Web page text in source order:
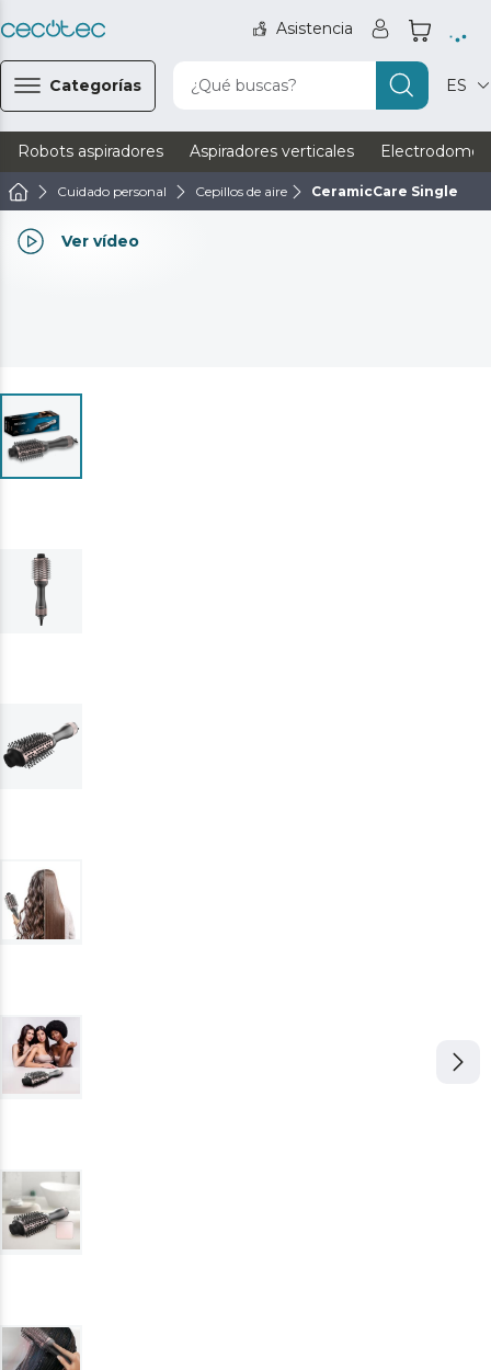
Asistencia
Categorías ¿Qué buscas? ES
Robots aspiradores Aspiradores verticales
Cuidado personal Cepillos de aire CeramicCare Single
Ver vídeo